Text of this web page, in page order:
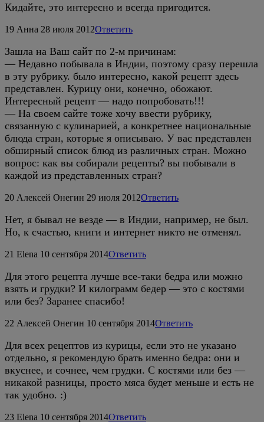
Кидайте, это интересно и всегда пригодится.
19 Анна 28 июля 2012Ответить
Зашла на Ваш сайт по 2-м причинам:
— Недавно побывала в Индии, поэтому сразу перешла
в эту рубрику. было интересно, какой рецепт здесь
представлен. Курицу они, конечно, обожают.
Интересный рецепт — надо попробовать!!!
— На своем сайте тоже хочу ввести рубрику,
связанную с кулинарией, а конкретнее национальные
блюда стран, которые я описываю. У вас представлен
обширный список блюд из различных стран. Можно
вопрос: как вы собирали рецепты? вы побывали в
каждой из представленных стран?
20 Алексей Онегин 29 июля 2012Ответить
Нет, я бывал не везде — в Индии, например, не был.
Но, к счастью, книги и интернет никто не отменял.
21 Elena 10 сентября 2014Ответить
Для этого рецепта лучше все-таки бедра или можно
взять и грудки? И килограмм бедер — это с костями
или без? Заранее спасибо!
22 Алексей Онегин 10 сентября 2014Ответить
Для всех рецептов из курицы, если это не указано
отдельно, я рекомендую брать именно бедра: они и
вкуснее, и сочнее, чем грудки. С костями или без —
никакой разницы, просто мяса будет меньше и есть не
так удобно. :)
23 Elena 10 сентября 2014Ответить